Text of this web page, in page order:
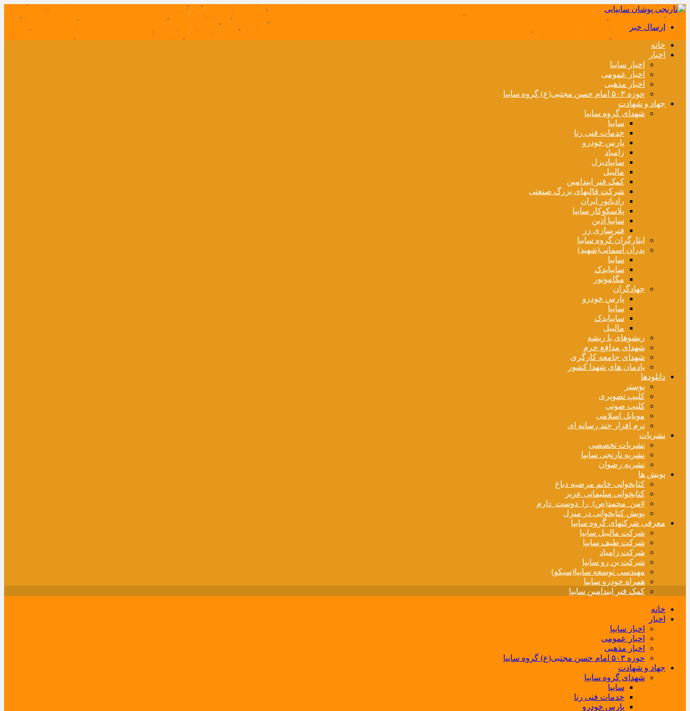
ارسال خبر
خانه
اخبار
اخبار سایپا
اخبار عمومی
اخبار مذهبی
حوزه ۵۰۳ امام حسن مجتبی(ع) گروه سایپا
جهاد و شهادت
شهدای گروه سایپا
سایپا
خدمات فنی رنا
پارس خودرو
زامیاد
سایپادیزل
مالیبل
کمک فنر ایندامین
شرکت قالبهای بزرگ صنعتی
رادیاتور ایران
پلاسکوکار سایپا
سایپا آذین
فنرسازی زر
ایثارگران گروه سایپا
پدران آسمانی(شهید)
سایپا
سایپایدک
مگاموتور
جهادگران
پارس خودرو
سایپا
سایپایدک
مالیبل
ریشوهای با ریشه
شهدای مدافع حرم
شهدای جامعه کارگری
یادمان های شهدا کشور
دانلودها
پوستر
کلیپ تصویری
کلیپ صوتی
موبایل اسلامی
نرم افزار چند رسانه ای
نشریات
نشریات تخصصی
نشریه نارنجی سایپا
نشریه رضوان
پویش ها
کتابخوانی خانم مرضیه دباغ
کتابخوانی سلیمانی عزیز
#من_محمد(ص)_را_دوست_دارم
پویش کتابخوانی در منزل
معرفی شرکتهای گروه سایپا
شرکت مالیبل سایپا
شرکت طیف سایپا
شرکت زامیاد
شرکت بن رو سایپا
مهندسی توسعه سایپا(سیکو)
همراه خودرو سایپا
کمک فنر ایندامین سایپا
خانه
اخبار
اخبار سایپا
اخبار عمومی
اخبار مذهبی
حوزه ۵۰۳ امام حسن مجتبی(ع) گروه سایپا
جهاد و شهادت
شهدای گروه سایپا
سایپا
خدمات فنی رنا
پارس خودرو